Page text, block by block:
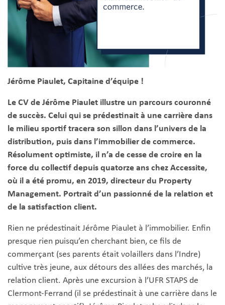
Jérôme Piaulet, Capitaine d’équipe !
Le CV de Jérôme Piaulet illustre un parcours couronné
de succès. Celui qui se prédestinait à une carrière dans
le milieu sportif tracera son sillon dans l’univers de la
distribution, puis dans l’immobilier de commerce.
Résolument optimiste, il n’a de cesse de croire en la
force du collectif depuis quatorze ans chez Accessite,
où il a été promu, en 2019, directeur du Property
Management. Portrait d’un passionné de la relation et
de la satisfaction client.
Rien ne prédestinait Jérôme Piaulet à l’immobilier. Enfin
presque rien puisqu’en cherchant bien, ce fils de
commerçant (ses parents était volaillers dans l’Indre)
cultive très jeune, aux détours des allées des marchés, la
relation client. Après une excursion à l’UFR STAPS de
Clermont-Ferrand (il se prédestinait à une carrière dans le